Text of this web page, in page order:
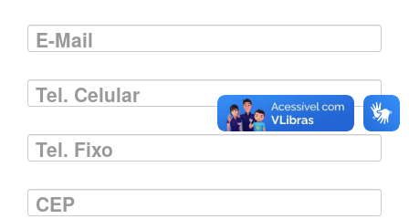
E-Mail
Tel. Celular
Tel. Fixo
CEP